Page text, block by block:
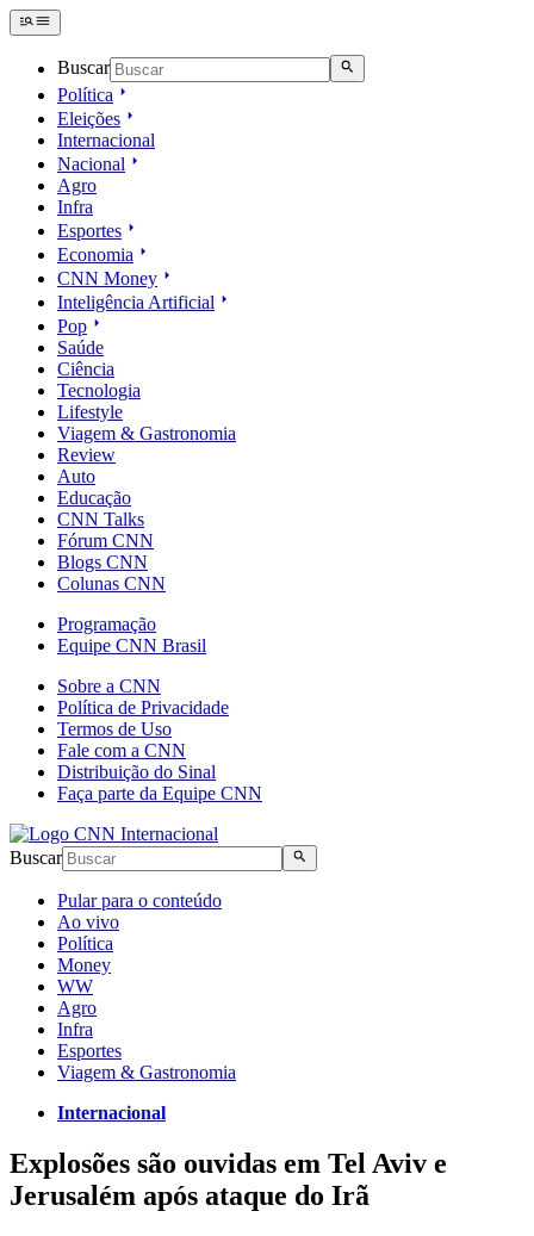
Buscar
Política
Eleições
Internacional
Nacional
Agro
Infra
Esportes
Economia
CNN Money
Inteligência Artificial
Pop
Saúde
Ciência
Tecnologia
Lifestyle
Viagem & Gastronomia
Review
Auto
Educação
CNN Talks
Fórum CNN
Blogs CNN
Colunas CNN
Programação
Equipe CNN Brasil
Sobre a CNN
Política de Privacidade
Termos de Uso
Fale com a CNN
Distribuição do Sinal
Faça parte da Equipe CNN
Buscar
Pular para o conteúdo
Ao vivo
Política
Money
WW
Agro
Infra
Esportes
Viagem & Gastronomia
Internacional
Explosões são ouvidas em Tel Aviv e
Jerusalém após ataque do Irã